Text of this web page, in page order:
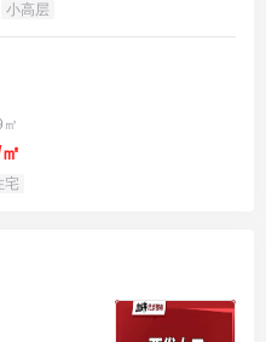
恶意唱空房地产市场。
小高层
宅